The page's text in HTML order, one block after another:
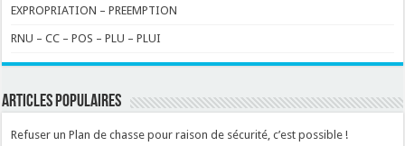
EXPROPRIATION – PREEMPTION
RNU – CC – POS – PLU – PLUI
ARTICLES POPULAIRES
Refuser un Plan de chasse pour raison de sécurité, c’est possible !